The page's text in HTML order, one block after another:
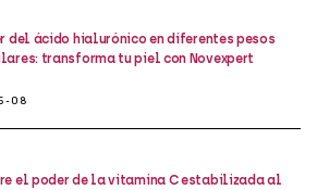
del ácido hialurónico en diferentes pesos
transforma tu piel con Novexpert
08
el poder de la vitamina C estabilizada al